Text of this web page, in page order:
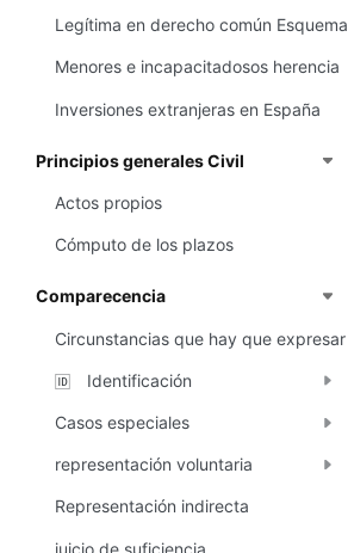
Legítima en derecho común Esquema
Menores e incapacitadosos herencia
Inversiones extranjeras en España
Principios generales Civil
Actos propios
Cómputo de los plazos
Comparecencia
Circunstancias que hay que expresar
🆔 Identificación
Casos especiales
representación voluntaria
Representación indirecta
juicio de suficiencia